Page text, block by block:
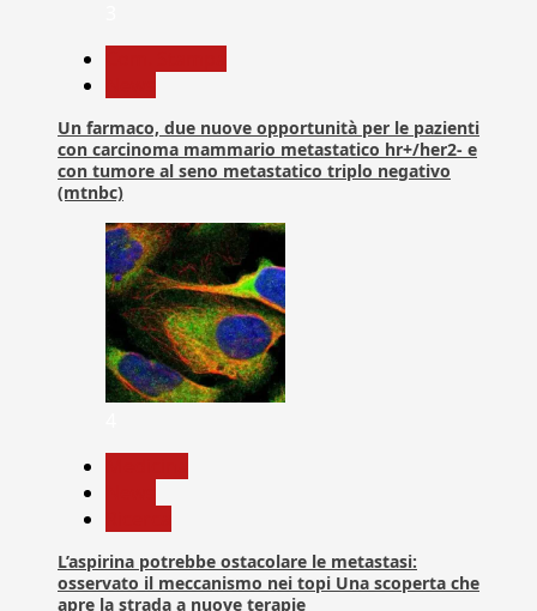
Un farmaco, due nuove opportunità per le pazienti
con carcinoma mammario metastatico hr+/her2- e
con tumore al seno metastatico triplo negativo
(mtnbc)
L’aspirina potrebbe ostacolare le metastasi:
osservato il meccanismo nei topi Una scoperta che
apre la strada a nuove terapie